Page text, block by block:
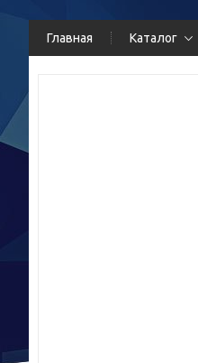
Главная Каталог